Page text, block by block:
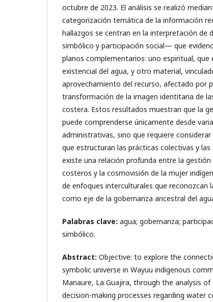
octubre de 2023. El análisis se realizó
categorización temática de la información
hallazgos se centran en la interpretación de
simbólico y participación social— que
planos complementarios: uno espiritual, que
existencial del agua, y otro material,
aprovechamiento del recurso, afectado por
transformación de la imagen identitaria de
costera. Estos resultados muestran que la
puede comprenderse únicamente desde
administrativas, sino que requiere
que estructuran las prácticas colectivas y las
existe una relación profunda entre la
costeros y la cosmovisión de la mujer
de enfoques interculturales que reconozcan
como eje de la gobernanza ancestral del
Palabras clave: agua; gobernanza;
simbólico.
Abstract: Objective: to explore the
symbolic universe in Wayuu indigenous
Manaure, La Guajira, through the analysis
decision-making processes regarding water